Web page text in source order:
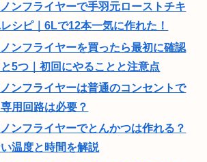
ンフライヤーで手羽元ローストチキ
シピ｜6Lで12本一気に作れた！
ンフライヤーを買ったら最初に確認
5つ｜初回にやることと注意点
ンフライヤーは普通のコンセントで
用回路は必要？
ンフライヤーでとんかつは作れる？
温度と時間を解説